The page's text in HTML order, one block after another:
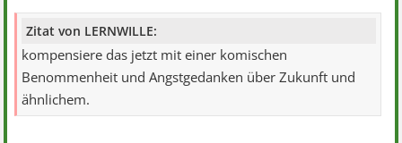
Zitat von LERNWILLE:
kompensiere das jetzt mit einer komischen
Benommenheit und Angstgedanken über Zukunft und
ähnlichem.